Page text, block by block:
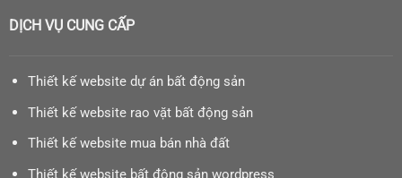
DỊCH VỤ CUNG CẤP
Thiết kế website dự án bất động sản
Thiết kế website rao vặt bất động sản
Thiết kế website mua bán nhà đất
Thiết kế website bất động sản wordpress